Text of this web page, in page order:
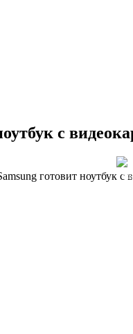
с
готовит ноутбук